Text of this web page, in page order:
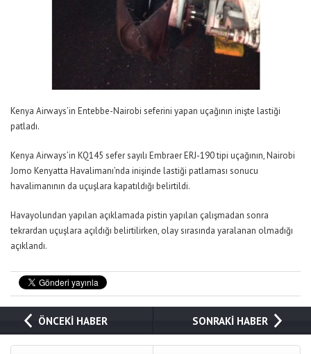
Kenya Airways’in Entebbe-Nairobi seferini yapan uçağının inişte lastiği
patladı.
Kenya Airways’in KQ145 sefer sayılı Embraer ERJ-190 tipi uçağının, Nairobi
Jomo Kenyatta Havalimanı’nda inişinde lastiği patlaması sonucu
havalimanının da uçuşlara kapatıldığı belirtildi.
Havayolundan yapılan açıklamada pistin yapılan çalışmadan sonra
tekrardan uçuşlara açıldığı belirtilirken, olay sırasında yaralanan olmadığı
açıklandı.
ÖNCEKİ HABER SONRAKİ HABER